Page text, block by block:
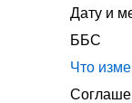
Дату и
ББС
Что